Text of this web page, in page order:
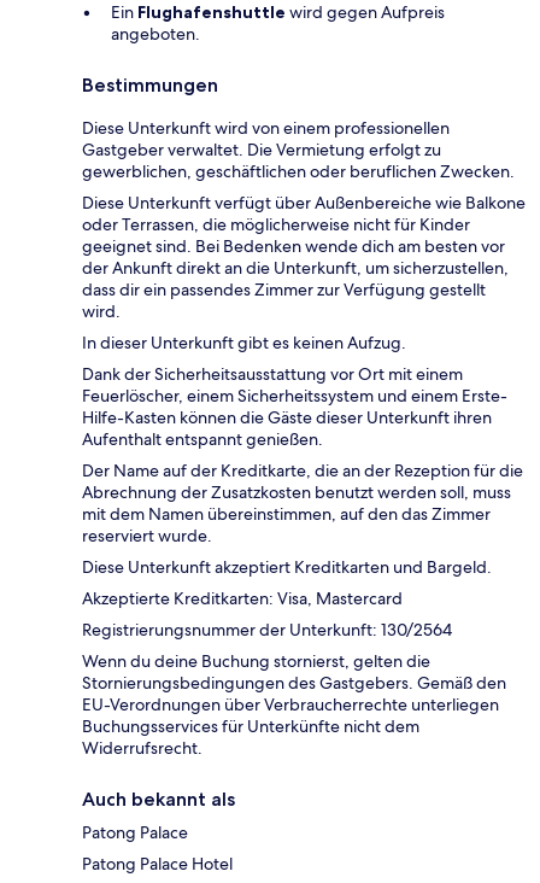
Ein Flughafenshuttle wird gegen Aufpreis
angeboten.
Bestimmungen
Diese Unterkunft wird von einem professionellen
Gastgeber verwaltet. Die Vermietung erfolgt zu
gewerblichen, geschäftlichen oder beruflichen Zwecken.
Diese Unterkunft verfügt über Außenbereiche wie Balkone
oder Terrassen, die möglicherweise nicht für Kinder
geeignet sind. Bei Bedenken wende dich am besten vor
der Ankunft direkt an die Unterkunft, um sicherzustellen,
dass dir ein passendes Zimmer zur Verfügung gestellt
wird.
In dieser Unterkunft gibt es keinen Aufzug.
Dank der Sicherheitsausstattung vor Ort mit einem
Feuerlöscher, einem Sicherheitssystem und einem Erste-
Hilfe-Kasten können die Gäste dieser Unterkunft ihren
Aufenthalt entspannt genießen.
Der Name auf der Kreditkarte, die an der Rezeption für die
Abrechnung der Zusatzkosten benutzt werden soll, muss
mit dem Namen übereinstimmen, auf den das Zimmer
reserviert wurde.
Diese Unterkunft akzeptiert Kreditkarten und Bargeld.
Akzeptierte Kreditkarten: Visa, Mastercard
Registrierungsnummer der Unterkunft: 130/2564
Wenn du deine Buchung stornierst, gelten die
Stornierungsbedingungen des Gastgebers. Gemäß den
EU-Verordnungen über Verbraucherrechte unterliegen
Buchungsservices für Unterkünfte nicht dem
Widerrufsrecht.
Auch bekannt als
Patong Palace
Patong Palace Hotel